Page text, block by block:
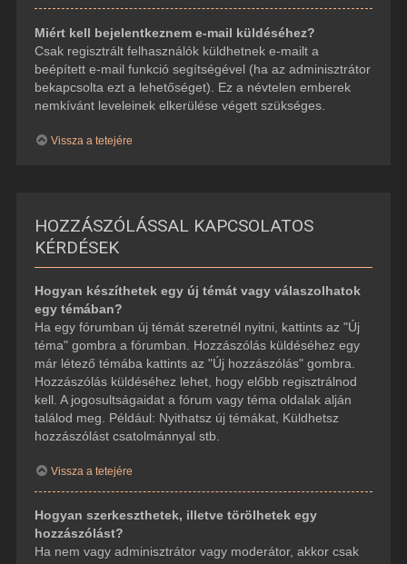
Miért kell bejelentkeznem e-mail küldéséhez?
Csak regisztrált felhasználók küldhetnek e-mailt a
beépített e-mail funkció segítségével (ha az adminisztrátor
bekapcsolta ezt a lehetőséget). Ez a névtelen emberek
nemkívánt leveleinek elkerülése végett szükséges.
Vissza a tetejére
HOZZÁSZÓLÁSSAL KAPCSOLATOS
KÉRDÉSEK
Hogyan készíthetek egy új témát vagy válaszolhatok
egy témában?
Ha egy fórumban új témát szeretnél nyitni, kattints az "Új
téma" gombra a fórumban. Hozzászólás küldéséhez egy
már létező témába kattints az "Új hozzászólás" gombra.
Hozzászólás küldéséhez lehet, hogy előbb regisztrálnod
kell. A jogosultságaidat a fórum vagy téma oldalak alján
találod meg. Például: Nyithatsz új témákat, Küldhetsz
hozzászólást csatolmánnyal stb.
Vissza a tetejére
Hogyan szerkeszthetek, illetve törölhetek egy
hozzászólást?
Ha nem vagy adminisztrátor vagy moderátor, akkor csak